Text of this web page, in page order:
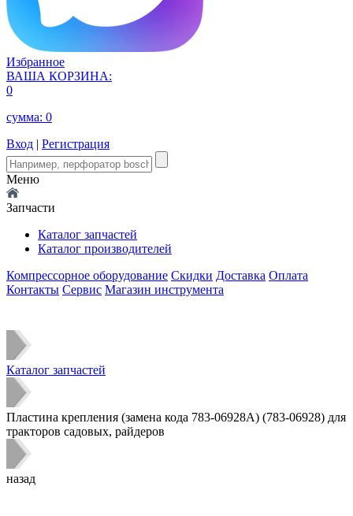
Избранное
ВАША КОРЗИНА:
0
сумма: 0
Вход | Регистрация
Меню
Запчасти
Каталог запчастей
Каталог производителей
Компрессорное оборудование Скидки Доставка Оплата
Контакты Сервис Магазин инструмента
Каталог запчастей
Пластина крепления (замена кода 783-06928A) (783-06928) для
тракторов садовых, райдеров
назад